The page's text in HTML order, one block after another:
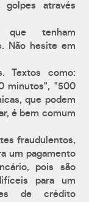
através
que tenham
Não hesite em
Textos como:
minutos", "500
que podem
é bem comum
fraudulentos,
um pagamento
pois são
para um
de crédito